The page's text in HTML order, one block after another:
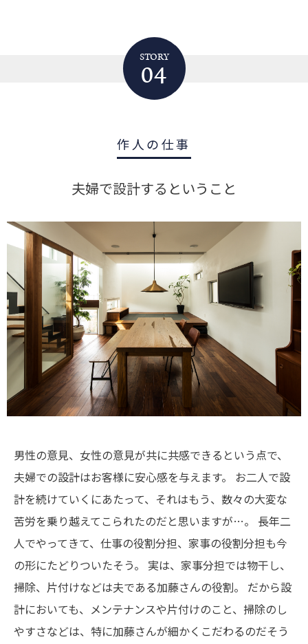
STORY
04
作人の仕事
夫婦で設計するということ
男性の意見、女性の意見が共に共感できるという点で、
夫婦での設計はお客様に安心感を与えます。
お二人で設
計を続けていくにあたって、それはもう、数々の大変な
苦労を乗り越えてこられたのだと思いますが…。
長年二
人でやってきて、仕事の役割分担、家事の役割分担も今
の形にたどりついたそう。
実は、家事分担では物干し、
掃除、片付けなどは夫である加藤さんの役割。
だから設
計においても、メンテナンスや片付けのこと、掃除のし
やすさなどは、特に加藤さんが細かくこだわるのだそう